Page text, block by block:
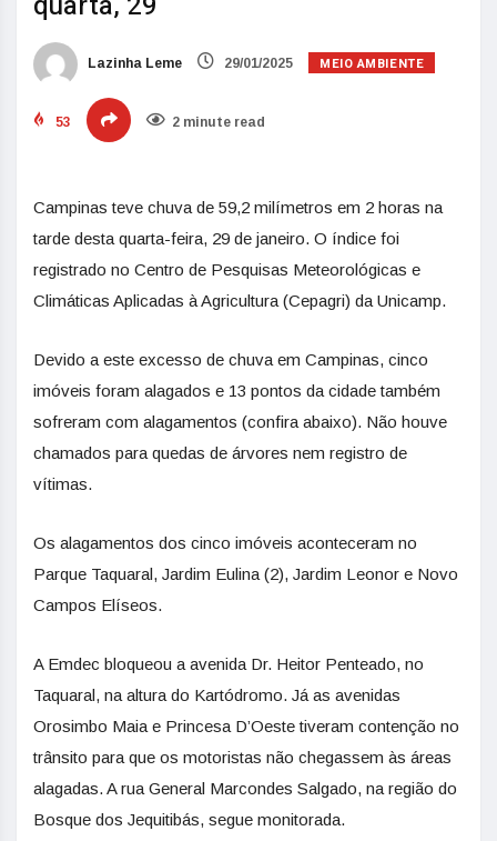
Lazinha Leme 29/01/2025 MEIO AMBIENTE
53 2 minute read
Campinas teve chuva de 59,2 milímetros em 2 horas na
tarde desta quarta-feira, 29 de janeiro. O índice foi
registrado no Centro de Pesquisas Meteorológicas e
Climáticas Aplicadas à Agricultura (Cepagri) da Unicamp.
Devido a este excesso de chuva em Campinas, cinco
imóveis foram alagados e 13 pontos da cidade também
sofreram com alagamentos (confira abaixo). Não houve
chamados para quedas de árvores nem registro de
vítimas.
Os alagamentos dos cinco imóveis aconteceram no
Parque Taquaral, Jardim Eulina (2), Jardim Leonor e Novo
Campos Elíseos.
A Emdec bloqueou a avenida Dr. Heitor Penteado, no
Taquaral, na altura do Kartódromo. Já as avenidas
Orosimbo Maia e Princesa D’Oeste tiveram contenção no
trânsito para que os motoristas não chegassem às áreas
alagadas. A rua General Marcondes Salgado, na região do
Bosque dos Jequitibás, segue monitorada.